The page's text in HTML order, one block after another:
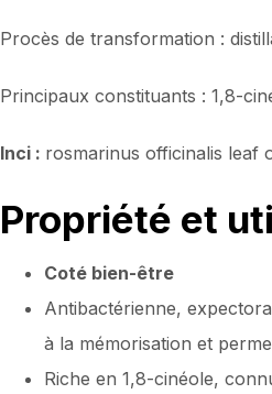
Procès de transformation :
Principaux constituants : 1,8-
Inci : rosmarinus officinalis leaf
Propriété et
Coté bien-être
Antibactérienne,
à la mémorisation et
Riche en 1,8-cinéole,